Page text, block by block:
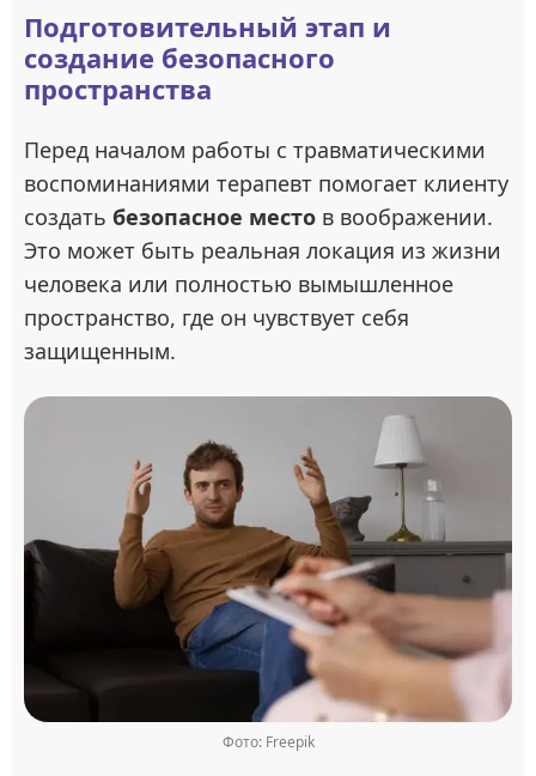
Подготовительный этап и
создание безопасного
пространства
Перед началом работы с травматическими
воспоминаниями терапевт помогает клиенту
создать безопасное место в воображении.
Это может быть реальная локация из жизни
человека или полностью вымышленное
пространство, где он чувствует себя
защищенным.
Фото: Freepik